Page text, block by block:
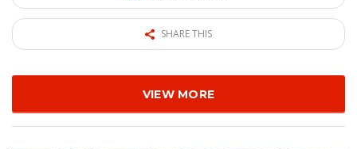
SHARE THIS
VIEW MORE